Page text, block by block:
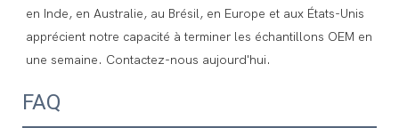
en Inde, en Australie, au Brésil, en Europe et aux États-Unis
apprécient notre capacité à terminer les échantillons OEM en
FAQ